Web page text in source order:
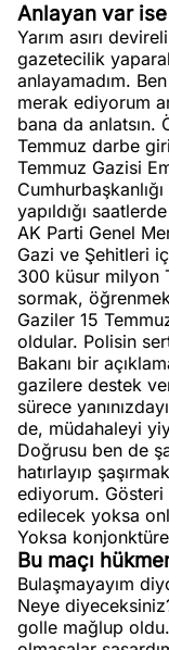
Anlayan var ise
Yarım asırı
gazetecilik
anlayamadım.
merak ediyorum
bana da anlatsın.
Temmuz darbe
Temmuz Gazisi
Cumhurbaşkanlığı
yapıldığı
AK Parti Genel
Gazi ve Şehitleri
300 küsur milyon
sormak,
Gaziler 15
oldular. Polisin
Bakanı bir
gazilere destek
sürece
de, müdahaleyi
Doğrusu ben de
hatırlayıp
ediyorum. Gösteri
edilecek yoksa
Yoksa
Bu maçı
Bulaşmayayım
Neye
golle mağlup